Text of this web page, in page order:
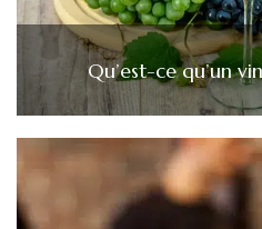
Qu’est-ce qu’un